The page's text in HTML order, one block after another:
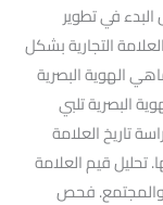
في تطوير
التجارية بشكل
الهوية البصرية
البصرية تلبي
تاريخ العلامة
تحليل قيم العلامة
والمجتمع. فحص